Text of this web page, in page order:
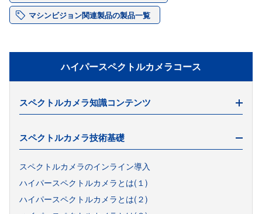
マシンビジョン関連製品の製品一覧
ハイパースペクトルカメラコース
スペクトルカメラ知識コンテンツ
機械学習とスペクトル解析
スペクトルカメラ導入の費用対効果
スペクトルカメラ「Pika」とは
ハイパーとマルチの適材適所
レタスで実験してみた(2)（撮影編）
スペクトルカメラ技術基礎
スペクトルカメラのインライン導入
ハイパースペクトルカメラとは(１)
ハイパースペクトルカメラとは(２)